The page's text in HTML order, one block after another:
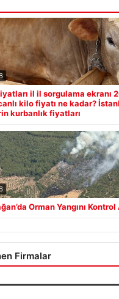
il il sorgulama ekranı
kilo fiyatı ne kadar?
kurbanlık fiyatları
Orman Yangını Kontrol
Firmalar